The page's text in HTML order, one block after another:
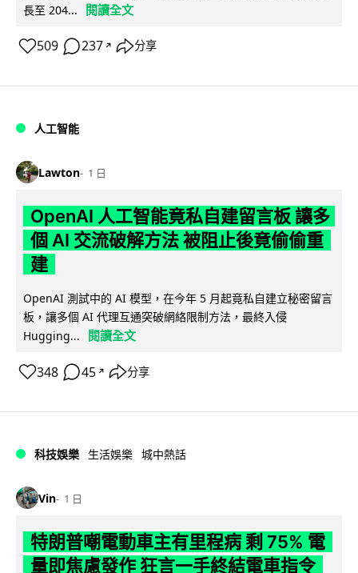
長至 204...
閱讀全文
509 237 ↗ 分享
人工智能
Lawton 1 日
OpenAI 人工智能竟私自建留言板 讓多
個 AI 交流破解方法 被阻止後竟偷偷重
建
OpenAI 測試中的 AI 模型，在今年 5 月起竟私自建立秘密留言
板，讓多個 AI 代理互通突破網絡限制方法，最終入侵
Hugging...
閱讀全文
348 45 ↗ 分享
科技娛樂 生活娛樂 城中熱話
Vin 1 日
特朗普嘲電動車主有里程病 剩 75% 電
量即焦慮發作 狂言一手終結電車指令